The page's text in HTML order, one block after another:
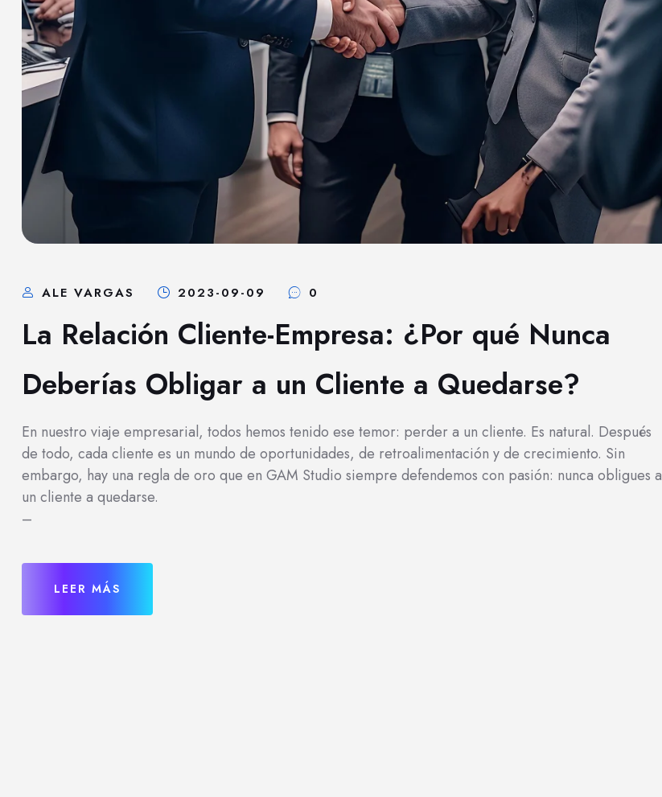
ALE VARGAS 2023-09-09 0
La Relación Cliente-Empresa: ¿Por qué Nunca
Deberías Obligar a un Cliente a Quedarse?
En nuestro viaje empresarial, todos hemos tenido ese temor: perder a un cliente. Es natural. Después
de todo, cada cliente es un mundo de oportunidades, de retroalimentación y de crecimiento. Sin
embargo, hay una regla de oro que en GAM Studio siempre defendemos con pasión: nunca obligues a
un cliente a quedarse.
–
LEER MÁS